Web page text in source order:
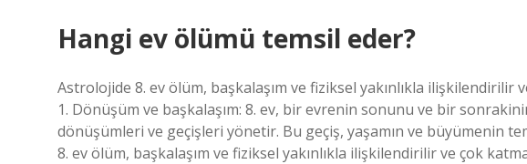
Hangi ev ölümü temsil eder?
Astrolojide 8. ev ölüm, başkalaşım ve fiziksel yakınlıkla ilişkilendirilir
1. Dönüşüm ve başkalaşım: 8. ev, bir evrenin sonunu ve bir
dönüşümleri ve geçişleri yönetir. Bu geçiş, yaşamın ve büyümenin
8. ev ölüm, başkalaşım ve fiziksel yakınlıkla ilişkilendirilir ve çok